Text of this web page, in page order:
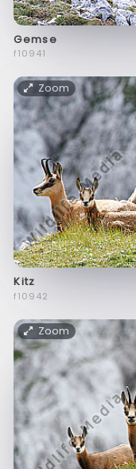
Gemse
f10941
Zoom
Kitz
f10942
Zoom